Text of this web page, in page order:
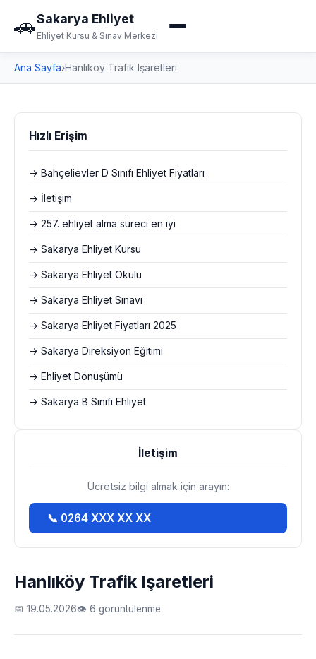
🚗Sakarya Ehliyet
Ehliyet Kursu & Sınav Merkezi
Ana Sayfa›Hanlıköy Trafik Işaretleri
Hanlıköy Trafik Işaretleri
📅 19.05.2026👁 6 görüntülenme
Hızlı Erişim
→ Bahçelievler D Sınıfı Ehliyet Fiyatları
→ İletişim
→ 257. ehliyet alma süreci en iyi
→ Sakarya Ehliyet Kursu
→ Sakarya Ehliyet Okulu
→ Sakarya Ehliyet Sınavı
→ Sakarya Ehliyet Fiyatları 2025
→ Sakarya Direksiyon Eğitimi
→ Ehliyet Dönüşümü
→ Sakarya B Sınıfı Ehliyet
İletişim
Ücretsiz bilgi almak için arayın:
📞 0264 XXX XX XX